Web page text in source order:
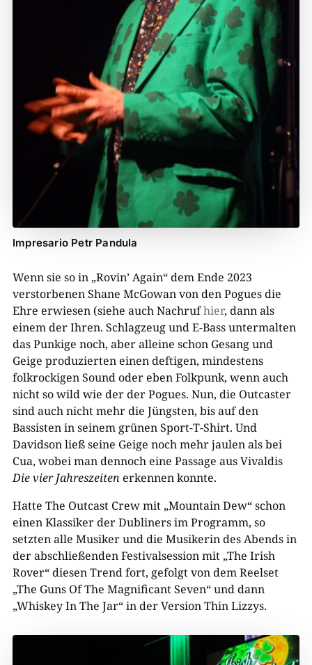
Impresario Petr Pandula
Wenn sie so in „Rovin’ Again“ dem Ende 2023
verstorbenen Shane McGowan von den Pogues die
Ehre erwiesen (siehe auch Nachrufhier, dann als
einem der Ihren. Schlagzeug und E-Bass untermalten
das Punkige noch, aber alleine schon Gesang und
Geige produzierten einen deftigen, mindestens
folkrockigen Sound oder eben Folkpunk, wenn auch
nicht so wild wie der der Pogues. Nun, die Outcaster
sind auch nicht mehr die Jüngsten, bis auf den
Bassisten in seinem grünen Sport-T-Shirt. Und
Davidson ließ seine Geige noch mehr jaulen als bei
Cua, wobei man dennoch eine Passage aus Vivaldis
Die vier Jahreszeiten erkennen konnte.
Hatte The Outcast Crew mit „Mountain Dew“ schon
einen Klassiker der Dubliners im Programm, so
setzten alle Musiker und die Musikerin des Abends in
der abschließenden Festivalsession mit „The Irish
Rover“ diesen Trend fort, gefolgt von dem Reelset
„The Guns Of The Magnificant Seven“ und dann
„Whiskey In The Jar“ in der Version Thin Lizzys.